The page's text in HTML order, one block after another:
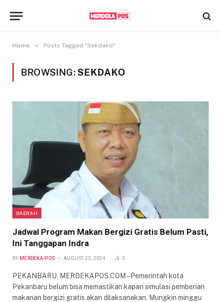
Home » Posts Tagged "Sekdako"
BROWSING:SEKDAKO
DAERAH
Jadwal Program Makan Bergizi Gratis Belum Pasti,
Ini Tanggapan Indra
BY MERDEKA-POS AUGUST 23, 2024 3
PEKANBARU, MERDEKAPOS.COM –Pemerintah kota
Pekanbaru belum bisa memastikan kapan simulasi pemberian
makanan bergizi gratis akan dilaksanakan. Mungkin minggu